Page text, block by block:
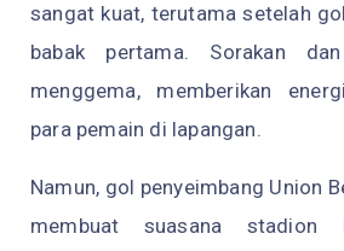
sangat kuat, terutama setelah
babak pertama. Sorakan
menggema, memberikan
para pemain di lapangan.
Namun, gol penyeimbang Union
membuat suasana stadion